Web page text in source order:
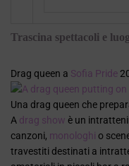
Trascina spettacoli e
Drag queen a Sofia Pride
Una drag queen che
A drag show è un
canzoni, monologhi o
travestiti destinati a